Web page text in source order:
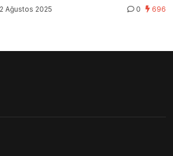
Ağustos 2025 0 696